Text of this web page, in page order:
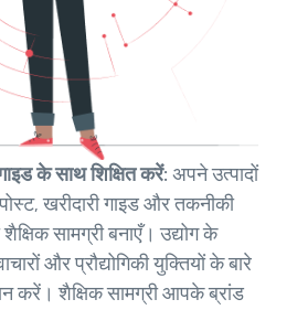
के साथ शिक्षित करें: अपने उत्पादों
खरीदारी गाइड और तकनीकी
सामग्री बनाएँ। उद्योग के
और प्रौद्योगिकी युक्तियों के बारे
करें। शैक्षिक सामग्री आपके ब्रांड